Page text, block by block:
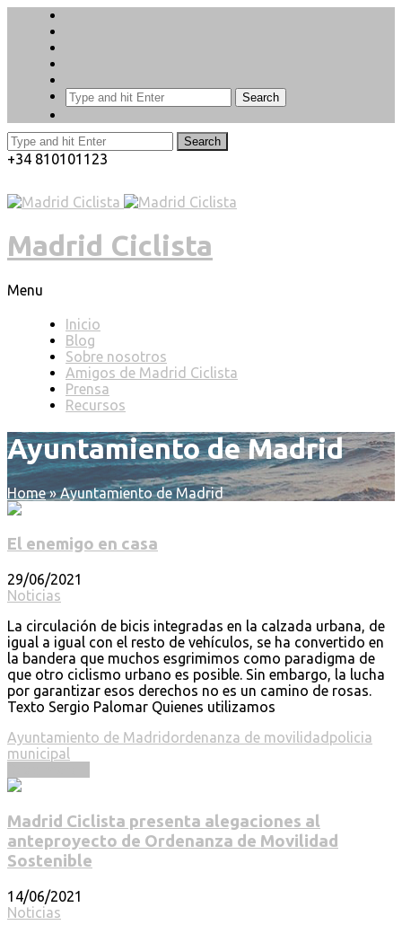
Search
Search
+34 810101123
Madrid Ciclista
Menu
Inicio
Blog
Sobre nosotros
Amigos de Madrid Ciclista
Prensa
Recursos
Ayuntamiento de Madrid
Home »Ayuntamiento de Madrid
El enemigo en casa
29/06/2021
Noticias
La circulación de bicis integradas en la calzada urbana, de
igual a igual con el resto de vehículos, se ha convertido en
la bandera que muchos esgrimimos como paradigma de
que otro ciclismo urbano es posible. Sin embargo, la lucha
por garantizar esos derechos no es un camino de rosas.
Texto Sergio Palomar Quienes utilizamos
Ayuntamiento de Madrid ordenanza de movilidad policia
municipal
Madrid Ciclista presenta alegaciones al
anteproyecto de Ordenanza de Movilidad
Sostenible
14/06/2021
Noticias